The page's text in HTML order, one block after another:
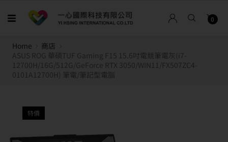
0
Home
商店
ASUS ROG 華碩TUF Gaming F15 15.6吋電競筆電灰(i7-
12700H/16G/512G/GeForce RTX 3050/WIN11/FX507ZC4-
0101A12700H) 筆電/筆記型電腦
特價